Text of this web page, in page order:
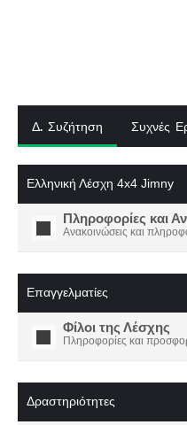
Δ. Συζήτηση Συχνές
Ελληνική Λέσχη 4x4 Jimny
Πληροφορίες και
Ανακοινώσεις και
Επαγγελματίες
Φίλοι της Λέσχης
Πληροφορίες και
Δραστηριότητες